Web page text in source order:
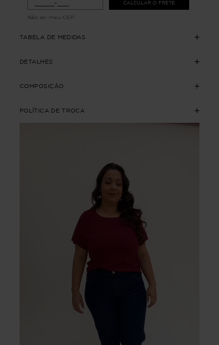
CALCULAR O FRETE
Não sei meu CEP
TABELA DE MEDIDAS
DETALHES
COMPOSIÇÃO
POLÍTICA DE TROCA